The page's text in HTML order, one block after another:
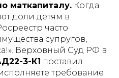
маткапиталу. Когда
доли детям в
часто
супругов,
Верховный Суд РФ в
3-К1 поставил
требование